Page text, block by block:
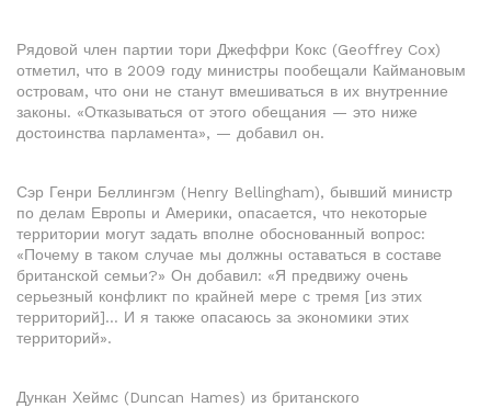
Рядовой член партии тори Джеффри Кокс (Geoffrey Cox)
отметил, что в 2009 году министры пообещали Каймановым
островам, что они не станут вмешиваться в их внутренние
законы. «Отказываться от этого обещания — это ниже
достоинства парламента», — добавил он.
Сэр Генри Беллингэм (Henry Bellingham), бывший министр
по делам Европы и Америки, опасается, что некоторые
территории могут задать вполне обоснованный вопрос:
«Почему в таком случае мы должны оставаться в составе
британской семьи?» Он добавил: «Я предвижу очень
серьезный конфликт по крайней мере с тремя [из этих
территорий]… И я также опасаюсь за экономики этих
территорий».
Дункан Хеймс (Duncan Hames) из британского